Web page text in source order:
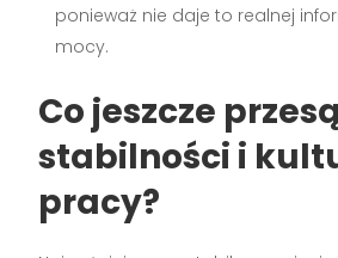
ponieważ nie daje to realnej
mocy.
Co jeszcze
stabilności i
pracy?